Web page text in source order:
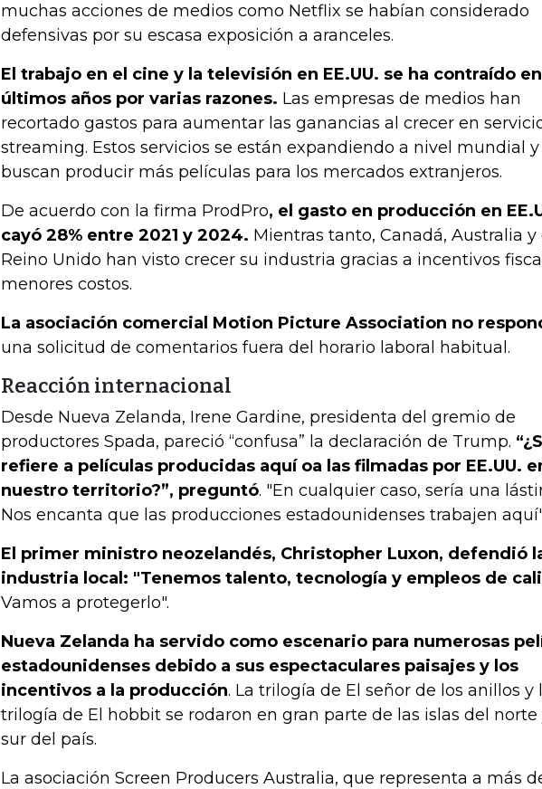
muchas acciones de medios como Netflix se habían considerado
defensivas por su escasa exposición a aranceles.
El trabajo en el cine y la televisión en EE.UU. se ha contraído
últimos años por varias razones. Las empresas de medios han
recortado gastos para aumentar las ganancias al crecer en
streaming. Estos servicios se están expandiendo a nivel mundial y
buscan producir más películas para los mercados extranjeros.
De acuerdo con la firma ProdPro, el gasto en producción en
cayó 28% entre 2021 y 2024. Mientras tanto, Canadá, Australia y
Reino Unido han visto crecer su industria gracias a incentivos
menores costos.
La asociación comercial Motion Picture Association no
una solicitud de comentarios fuera del horario laboral habitual.
Reacción internacional
Desde Nueva Zelanda, Irene Gardine, presidenta del gremio de
productores Spada, pareció “confusa” la declaración de Trump.
refiere a películas producidas aquí oa las filmadas por EE.UU.
nuestro territorio?”, preguntó. "En cualquier caso, sería una
Nos encanta que las producciones estadounidenses trabajen
El primer ministro neozelandés, Christopher Luxon, defendió
industria local: "Tenemos talento, tecnología y empleos de
Vamos a protegerlo".
Nueva Zelanda ha servido como escenario para numerosas
estadounidenses debido a sus espectaculares paisajes y los
incentivos a la producción. La trilogía de El señor de los anillos y
trilogía de El hobbit se rodaron en gran parte de las islas del norte
sur del país.
La asociación Screen Producers Australia, que representa a más